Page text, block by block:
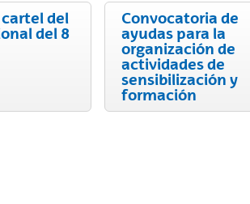
del
del 8
Convocatoria de
ayudas para la
organización de
actividades de
sensibilización y
formación